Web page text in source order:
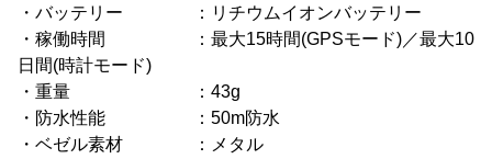
・バッテリー ：リチウムイオンバッテリー
・稼働時間 ：最大15時間(GPSモード)／最大10
日間(時計モード)
・重量 ：43g
・防水性能 ：50m防水
・ベゼル素材 ：メタル